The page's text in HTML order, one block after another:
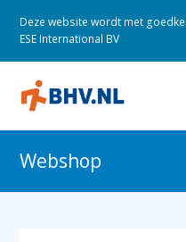
Deze website wordt met
ESE International BV
Webshop